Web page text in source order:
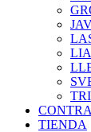
TIENDA